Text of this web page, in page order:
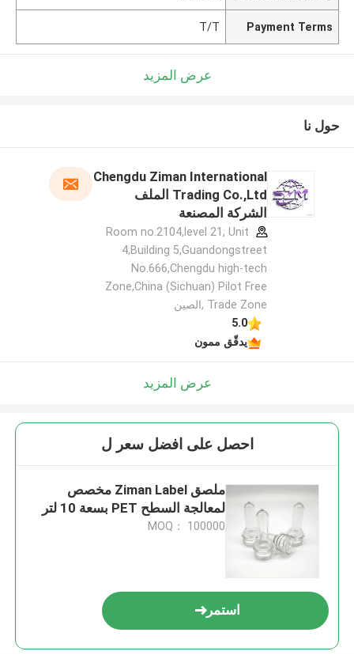
Payment Terms
T/T
عرض المزيد
حول نا
Chengdu Ziman International
Trading Co.,Ltd الملف
الشركة المصنعة
Room no.2104,level 21, Unit
4,Building 5,Guandongstreet
No.666,Chengdu high-tech
Zone,China (Sichuan) Pilot Free
Trade Zone ,الصين
5.0
يدقّق ممون
عرض المزيد
احصل على افضل سعر ل
ملصق Ziman Label مخصص
لمعالجة السطح PET بسعة 10 لتر
MOQ： 100000
استمر